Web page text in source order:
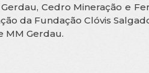
Cedro Mineração e
da Fundação Clóvis
MM Gerdau.